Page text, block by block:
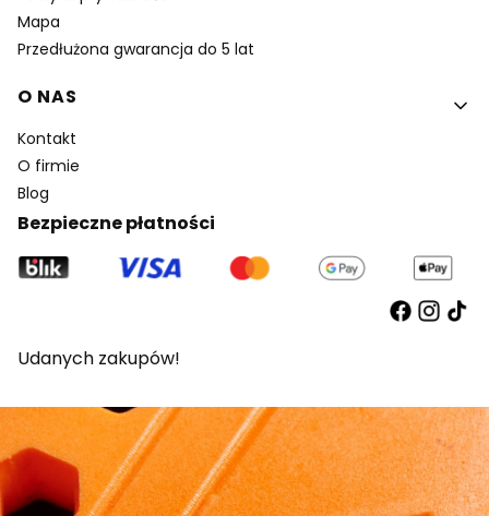
Mapa
Przedłużona gwarancja do 5 lat
O NAS
Kontakt
O firmie
Blog
Bezpieczne płatności
Udanych zakupów!